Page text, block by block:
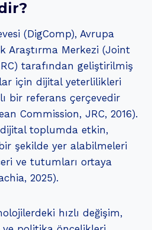
(DigComp), Avrupa
Araştırma Merkezi (Joint
tarafından geliştirilmiş
için dijital yeterlilikleri
bir referans çerçevedir
Commission, JRC, 2016).
toplumda etkin,
şekilde yer alabilmeleri
ve tutumları ortaya
2025).
hızlı değişim,